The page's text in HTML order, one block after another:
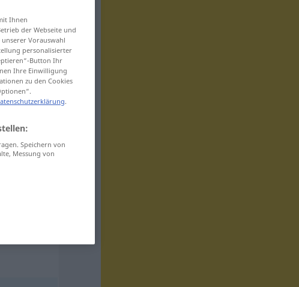
Ihnen
der Webseite und
Vorauswahl
personalisierter
Button Ihr
Ihre Einwilligung
zu den Cookies
.
Speichern von
Messung von